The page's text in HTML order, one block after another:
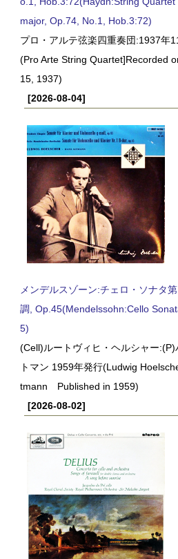
major, Op.74, No.1, Hob.3:72)
プロ・アルテ弦楽四重奏団:1937年
(Pro Arte String Quartet]Recorded
15, 1937)
[2026-08-04]
メンデルスゾーン:チェロ・ソナタ
調, Op.45(Mendelssohn:Cello
5)
(Cell)ルートヴィヒ・ヘルシャー
トマン 1959年発行(Ludwig
tmann Published in 1959)
[2026-08-02]